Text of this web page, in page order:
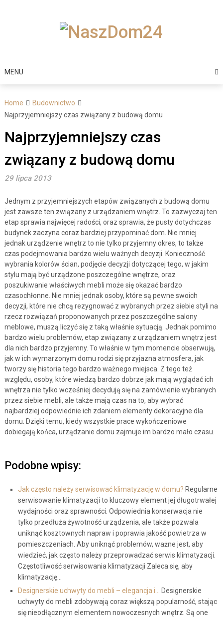
MENU
Home
Budownictwo
Najprzyjemniejszy czas związany z budową domu
Najprzyjemniejszy czas
związany z budową domu
29 lipca 2013
Jednym z przyjemniejszych etapów związanych z budową domu
jest zawsze ten związany z urządzaniem wnętrz. To zazwyczaj ten
etap sprawia najwięcej radości, oraz sprawia, że pusty dotychczas
budynek zaczyna coraz bardziej przypominać dom. Nie mniej
jednak urządzenie wnętrz to nie tylko przyjemny okres, to także
czas podejmowania bardzo wielu ważnych decyzji. Konieczność
wybrania kolorów ścian, podjęcie decyzji dotyczącej tego, w jakim
stylu mają być urządzone poszczególne wnętrze, oraz
poszukiwanie właściwych mebli może się okazać bardzo
czasochłonne. Nie mniej jednak osoby, które są pewne swoich
decyzji, które nie chcą rezygnować z wybranych przez siebie styli na
rzecz rozwiązań proponowanych przez poszczególne salony
meblowe, muszą liczyć się z taką właśnie sytuacją. Jednak pomimo
bardzo wielu problemów, etap związany z urządzaniem wnętrz jest
dla nich bardzo przyjemny. To właśnie w tym momencie obserwują,
jak w ich wymarzonym domu rodzi się przyjazna atmosfera, jak
tworzy się historia tego bardzo ważnego miejsca. Z tego też
względu, osoby, które wiedzą bardzo dobrze jak mają wyglądać ich
wnętrza nie tylko wcześniej decydują się na zamówienie wybranych
przez siebie mebli, ale także mają czas na to, aby wybrać
najbardziej odpowiednie ich zdaniem elementy dekoracyjne dla
domu. Dzięki temu, kiedy wszystkie prace wykończeniowe
dobiegają końca, urządzanie domu zajmuje im bardzo mało czasu.
Podobne wpisy:
Jak często należy serwisować klimatyzację w domu? Regularne
serwisowanie klimatyzacji to kluczowy element jej długotrwałej
wydajności oraz sprawności. Odpowiednia konserwacja nie
tylko przedłuża żywotność urządzenia, ale także pozwala
uniknąć kosztownych napraw i poprawia jakość powietrza w
pomieszczeniach. Aby uniknąć problemów, ważne jest, aby
wiedzieć, jak często należy przeprowadzać serwis klimatyzacji.
Częstotliwość serwisowania klimatyzacji Zaleca się, aby
klimatyzację…
Designerskie uchwyty do mebli – elegancja i…
Designerskie
uchwyty do mebli zdobywają coraz większą popularność, stając
się nieodłącznym elementem nowoczesnych wnętrz. Są one